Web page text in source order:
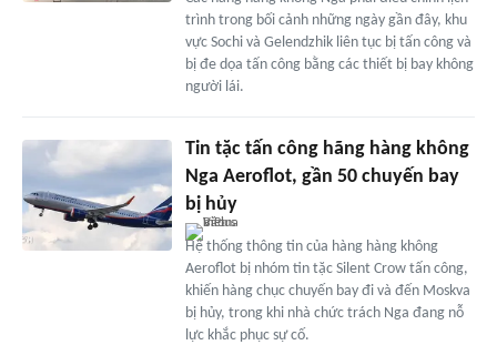
trình trong bối cảnh những ngày gần đây, khu
vực Sochi và Gelendzhik liên tục bị tấn công và
bị đe dọa tấn công bằng các thiết bị bay không
người lái.
Tin tặc tấn công hãng hàng không
Nga Aeroflot, gần 50 chuyến bay
bị hủy
Hệ thống thông tin của hàng hàng không
Aeroflot bị nhóm tin tặc Silent Crow tấn công,
khiến hàng chục chuyến bay đi và đến Moskva
bị hủy, trong khi nhà chức trách Nga đang nỗ
lực khắc phục sự cố.